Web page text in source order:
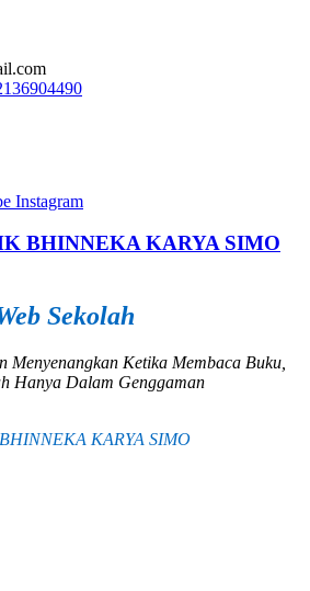
Instagram
BHINNEKA KARYA SIMO
Sekolah
Menyenangkan Ketika Membaca Buku,
Hanya Dalam Genggaman
KARYA SIMO